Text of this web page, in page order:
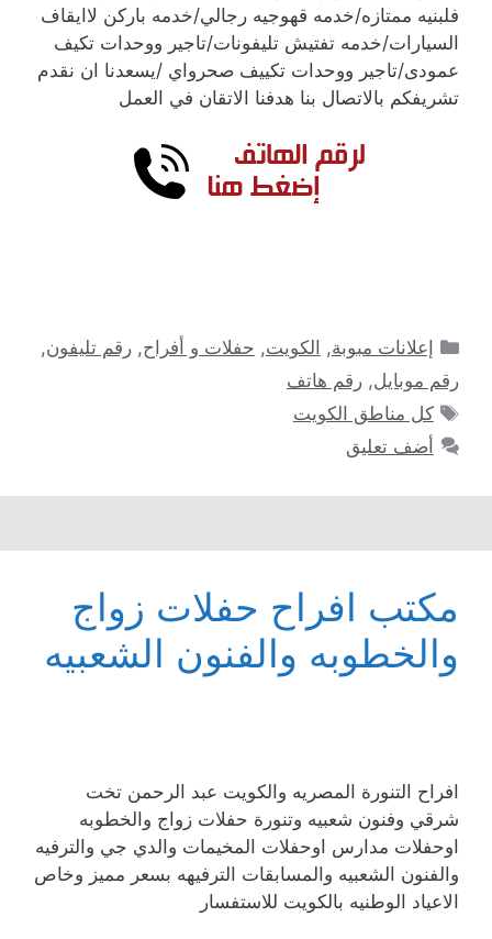
فلبنيه ممتازه/خدمه قهوجيه رجالي/خدمه باركن لاايقاف
السيارات/خدمه تفتيش تليفونات/تاجير ووحدات تكيف
عمودى/تاجير ووحدات تكييف صحرواي /يسعدنا ان نقدم
تشريفكم بالاتصال بنا هدفنا الاتقان في العمل
التصنيفات
إعلانات مبوبة, الكويت, حفلات و أفراح,رقم تليفون,
رقم موبايل, رقم هاتف
الوسوم
كل مناطق الكويت
أضف تعليق
مكتب افراح حفلات زواج
والخطوبه والفنون الشعبيه
افراح التنورة المصريه والكويت عبد الرحمن تخت
شرقي وفنون شعبيه وتنورة حفلات زواج والخطوبه
اوحفلات مدارس اوحفلات المخيمات والدي جي والترفيه
والفنون الشعبيه والمسابقات الترفيهه بسعر مميز وخاص
الاعياد الوطنيه بالكويت للاستفسار